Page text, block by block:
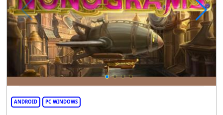
ANDROID PC WINDOWS